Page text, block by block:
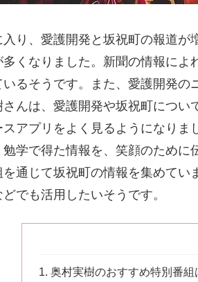
入り、愛護開発と坂祝町の報道が
多くなりました。新聞の情報に
いるそうです。また、愛護開発の
さんは、愛護開発や坂祝町につ
スアプリをよく見るようになり
勉学で得た情報を、笑顔のため
を通じて坂祝町の情報を集めて
でも活用したいそうです。
奥村実樹のおすすめ特別番